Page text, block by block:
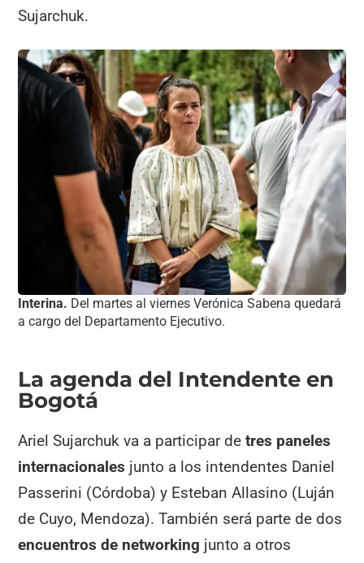
Sujarchuk.
Interina. Del martes al viernes Verónica Sabena quedará
a cargo del Departamento Ejecutivo.
La agenda del Intendente en
Bogotá
Ariel Sujarchuk va a participar detres paneles
internacionales junto a los intendentes Daniel
Passerini (Córdoba) y Esteban Allasino (Luján
de Cuyo, Mendoza). También será parte de dos
encuentros de networking junto a otros